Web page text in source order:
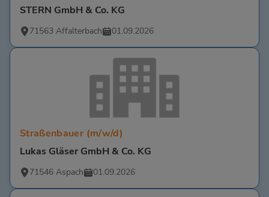
STERN GmbH & Co. KG
71563 Affalterbach 01.09.2026
Straßenbauer (m/w/d)
Lukas Gläser GmbH & Co. KG
71546 Aspach 01.09.2026